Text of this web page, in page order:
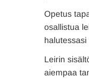
Opetus
osallistua
Leirin
aiempaa